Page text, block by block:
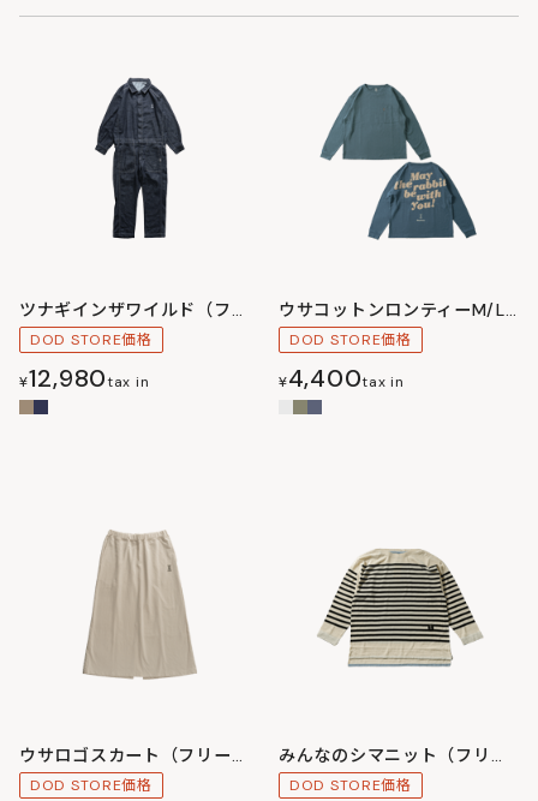
ツナギインザワイルド（フリーサイズ）
DOD STORE価格
¥12,980tax in
ウサコットンロンティーM/L/XL
DOD STORE価格
¥4,400tax in
ウサロゴスカート（フリーサイズ）
DOD STORE価格
みんなのシマニット（フリーサイズ）
DOD STORE価格